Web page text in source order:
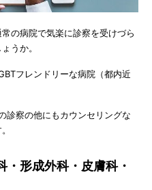
の病院で気楽に診察を受けづら
うか。
フレンドリーな病院（都内近
診察の他にもカウンセリングな
・形成外科・皮膚科・